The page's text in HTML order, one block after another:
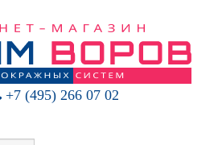
+7 (495) 266 07 02